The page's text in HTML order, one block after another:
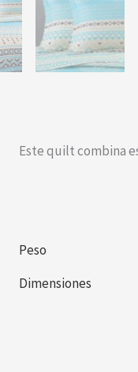
Este quilt combina
Peso
Dimensiones